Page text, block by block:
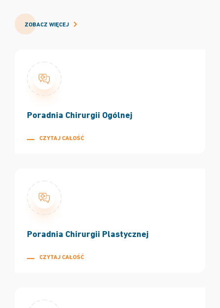
ZOBACZ WIĘCEJ
Poradnia Chirurgii Ogólnej
CZYTAJ CAŁOŚĆ
Poradnia Chirurgii Plastycznej
CZYTAJ CAŁOŚĆ